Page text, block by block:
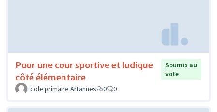
Pour une cour sportive et ludique
côté élémentaire
Soumis au
vote
Ecole primaire Artannes
0 0